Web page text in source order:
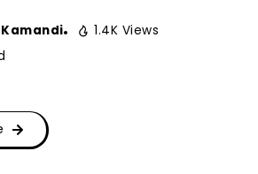
1.4K Views